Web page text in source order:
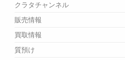
クラタチャンネル
販売情報
買取情報
質預け